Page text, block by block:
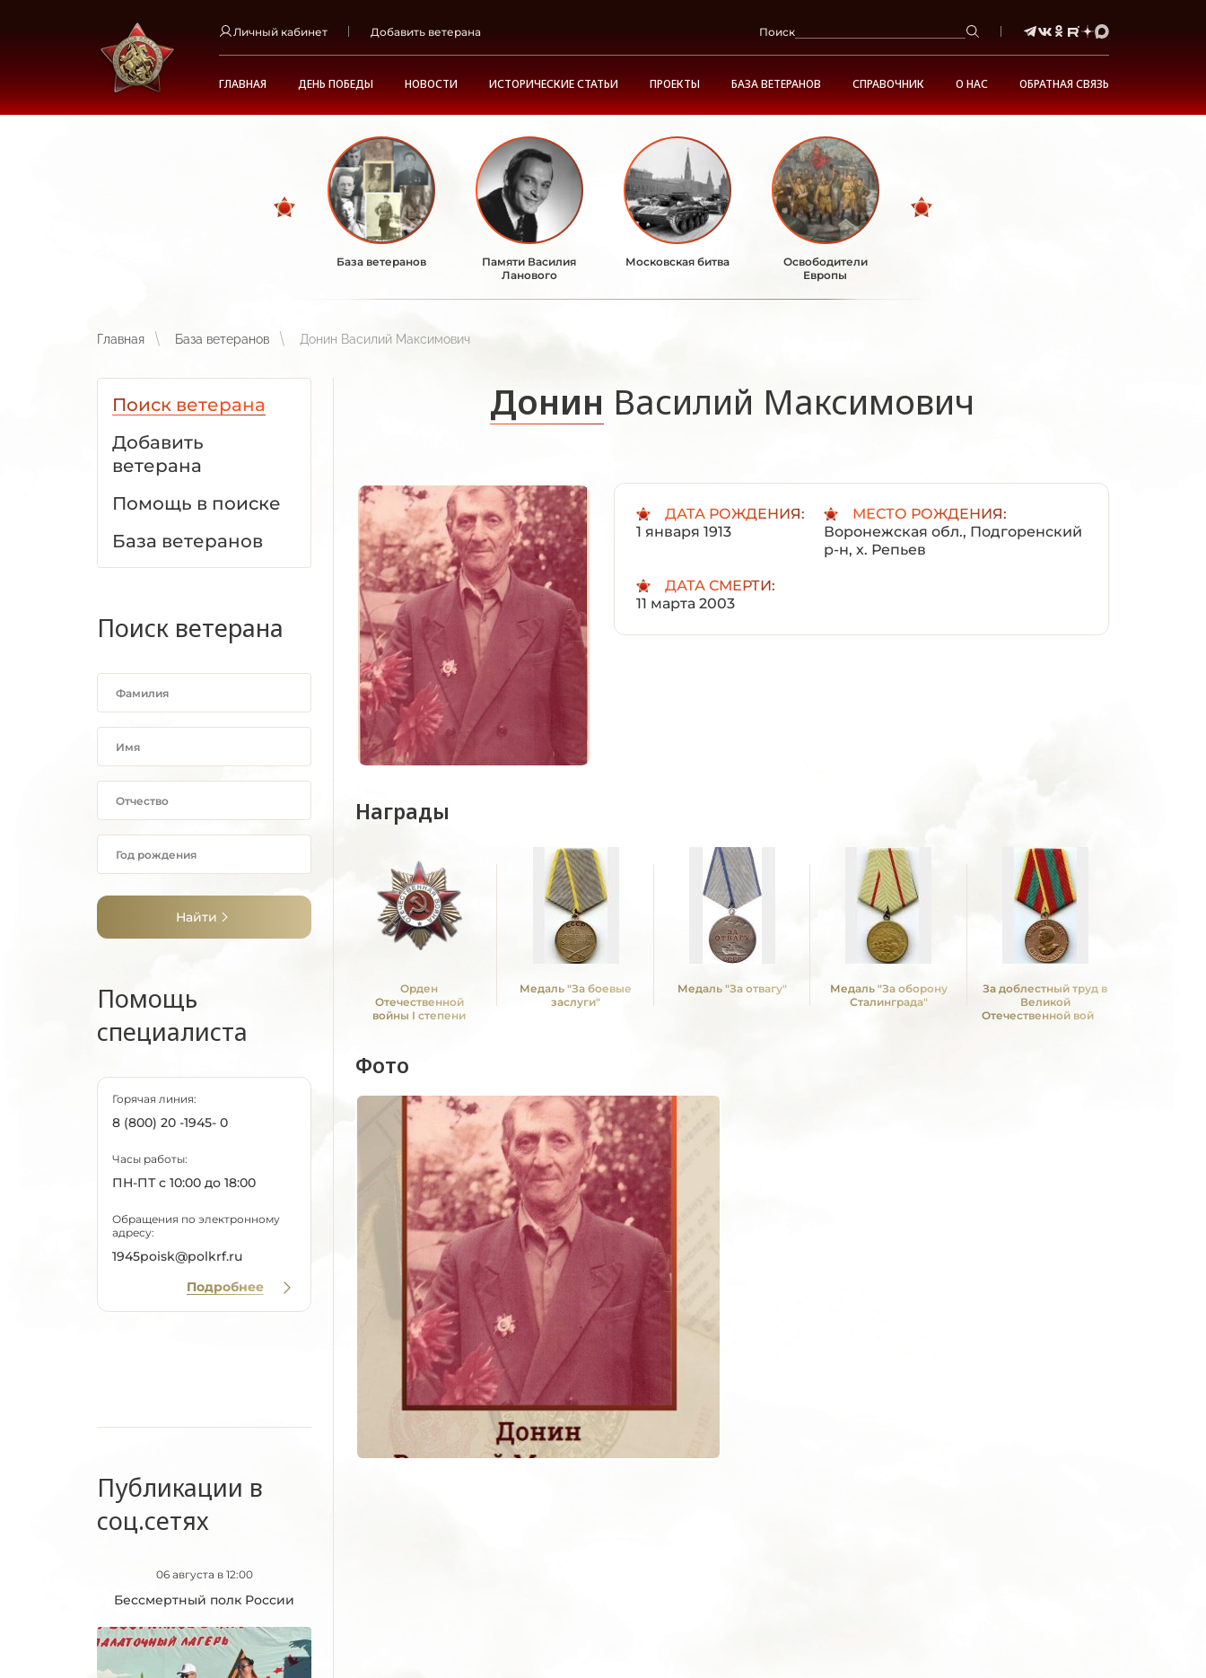
Личный кабинет Добавить ветерана Поиск
ГЛАВНАЯ ДЕНЬ ПОБЕДЫ НОВОСТИ ИСТОРИЧЕСКИЕ СТАТЬИ ПРОЕКТЫ БАЗА ВЕТЕРАНОВ СПРАВОЧНИК О НАС ОБРАТНАЯ СВЯЗЬ
База ветеранов
Памяти Василия
Ланового
Московская битва
Освободители
Европы
Главная База ветеранов Донин Василий Максимович
Поиск ветерана
Добавить
ветерана
Помощь в поиске
База ветеранов
Поиск ветерана
Найти
Помощь
специалиста
Горячая линия:
8 (800) 20 -1945- 0
Часы работы:
ПН-ПТ с 10:00 до 18:00
Обращения по электронному
адресу:
1945poisk@polkrf.ru
Подробнее
Публикации в
соц.сетях
06 августа в 12:00
Бессмертный полк России
Донин Василий Максимович
ДАТА РОЖДЕНИЯ:
1 января 1913
МЕСТО РОЖДЕНИЯ:
Воронежская обл., Подгоренский
р-н, х. Репьев
ДАТА СМЕРТИ:
11 марта 2003
Награды
Орден
Отечественной
войны I степени
Медаль "За боевые
заслуги"
Медаль "За отвагу"
Медаль "За оборону
Сталинграда"
За доблестный труд в
Великой
Отечественной войне
Фото